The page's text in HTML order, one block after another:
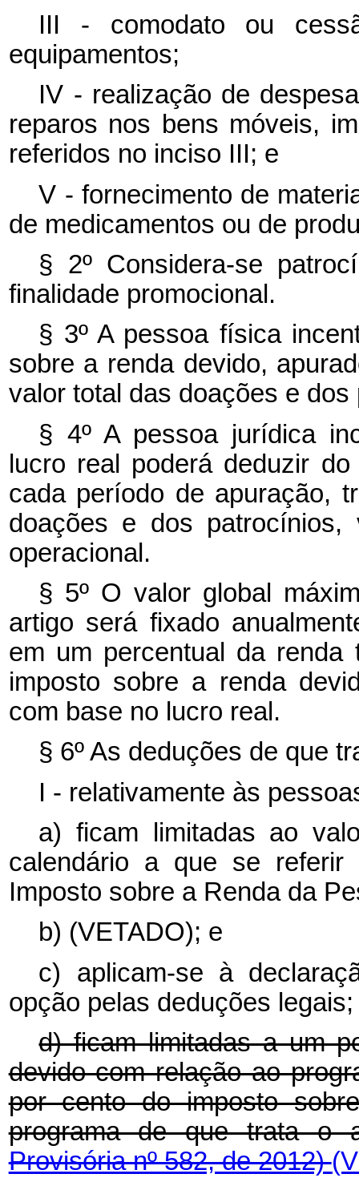
III - comodato ou
equipamentos;
IV - realização de
reparos nos bens móveis,
referidos no inciso III; e
V - fornecimento de
de medicamentos ou de
§ 2º Considera-se
finalidade promocional.
§ 3º A pessoa física
sobre a renda devido,
valor total das doações e dos
§ 4º A pessoa jurídica
lucro real poderá deduzir
cada período de apuração,
doações e dos patrocínios,
operacional.
§ 5º O valor global
artigo será fixado
em um percentual da
imposto sobre a renda
com base no lucro real.
§ 6º As deduções de que
I - relativamente às
a) ficam limitadas ao
calendário a que se
Imposto sobre a Renda da
b) (VETADO); e
c) aplicam-se à
opção pelas deduções legais;
d) ficam limitadas a um
devido com relação ao
por cento do imposto
programa de que trata
Provisória nº 582, de 2012)